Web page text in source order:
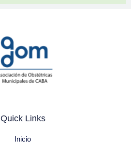
Quick Links
Inicio